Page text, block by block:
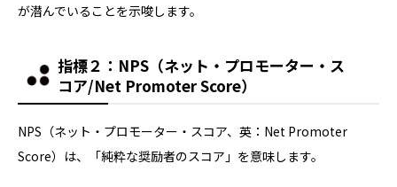
が潜んでいることを示唆します。
指標２： NPS（ネット・プロモーター・ス
コア/Net Promoter Score）
NPS（ネット・プロモーター・スコア、英：Net Promoter
Score）は、「純粋な奨励者のスコア」を意味します。